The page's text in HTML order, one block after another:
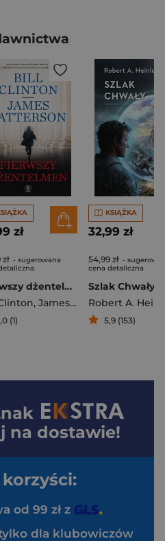
zł
- sugerowana
Pierwszy dżentelmen
, James Patterson
(1)
KSIĄŻKA
32,99 zł
54,99 zł -
cena detaliczna
Szlak Chwały
Robert A.
5,9 (153)
na dostawie!
od 99 zł z
dla klubowiczów